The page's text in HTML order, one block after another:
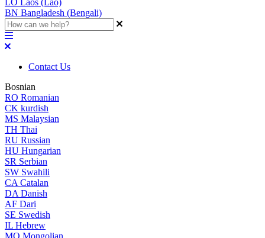
LO Laos (Lao)
BN Bangladesh (Bengali)
Contact Us
Bosnian
RO Romanian
CK kurdish
MS Malaysian
TH Thai
RU Russian
HU Hungarian
SR Serbian
SW Swahili
CA Catalan
DA Danish
AF Dari
SE Swedish
IL Hebrew
MO Mongolian